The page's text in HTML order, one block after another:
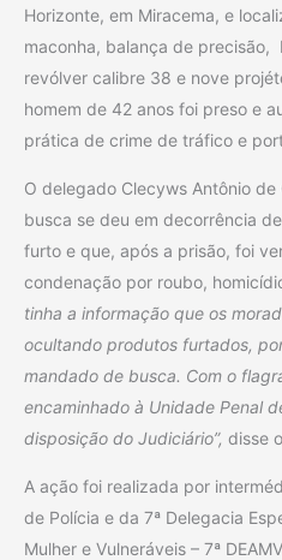
Horizonte, em Miracema, e
maconha, balança de precisão,
revólver calibre 38 e nove
homem de 42 anos foi preso e
prática de crime de tráfico e
O delegado Clecyws Antônio
busca se deu em decorrência
furto e que, após a prisão, foi
condenação por roubo,
tinha a informação que os
ocultando produtos furtados,
mandado de busca. Com o
encaminhado à Unidade Penal
disposição do Judiciário”, disse
A ação foi realizada por
de Polícia e da 7ª Delegacia
Mulher e Vulneráveis – 7ª